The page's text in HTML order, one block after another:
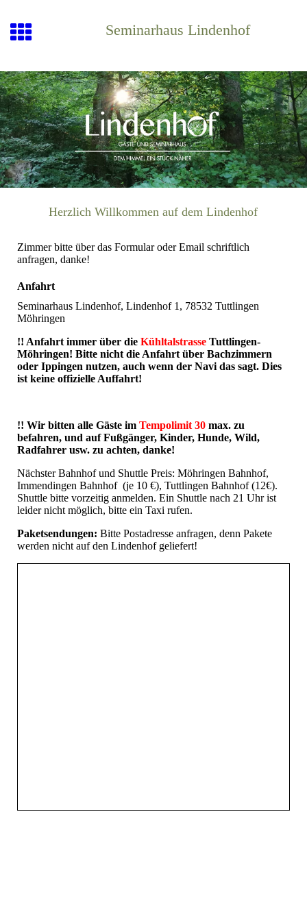
Seminarhaus Lindenhof
Herzlich Willkommen auf dem Lindenhof
Zimmer bitte über das Formular oder Email schriftlich
anfragen, danke!
Anfahrt
Seminarhaus Lindenhof, Lindenhof 1, 78532 Tuttlingen
Möhringen
!! Anfahrt immer über die Kühltalstrasse Tuttlingen-
Möhringen! Bitte nicht die Anfahrt über Bachzimmern
oder Ippingen nutzen, auch wenn der Navi das sagt. Dies
ist keine offizielle Auffahrt!
!! Wir bitten alle Gäste im Tempolimit 30 max. zu
befahren, und auf Fußgänger, Kinder, Hunde, Wild,
Radfahrer usw. zu achten, danke!
Nächster Bahnhof und Shuttle Preis: Möhringen Bahnhof,
Immendingen Bahnhof (je 10 €), Tuttlingen Bahnhof (12€).
Shuttle bitte vorzeitig anmelden. Ein Shuttle nach 21 Uhr ist
leider nicht möglich, bitte ein Taxi rufen.
Paketsendungen: Bitte Postadresse anfragen, denn Pakete
werden nicht auf den Lindenhof geliefert!